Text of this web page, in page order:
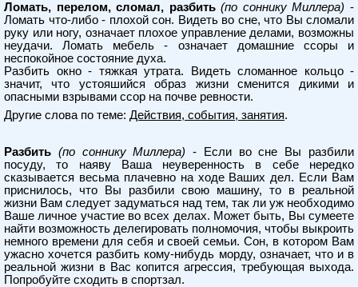
Ломать, перелом, сломал, разбить (по соннику Миллера) -
Ломать что-либо - плохой сон. Видеть во сне, что Вы сломали
руку или ногу, означает плохое управление делами, возможны
неудачи. Ломать мебель - означает домашние ссоры и
неспокойное состояние духа.
Разбить окно - тяжкая утрата. Видеть сломанное кольцо -
значит, что устояшийся образ жизни сменится дикими и
опасными взрывами ссор на почве ревности.
Другие слова по теме: Действия, события, занятия.
Разбить (по соннику Миллера) - Если во сне Вы разбили
посуду, то наяву Ваша неуверенность в себе нередко
сказывается весьма плачевно на ходе Ваших дел. Если Вам
приснилось, что Вы разбили свою машину, то в реальной
жизни Вам следует задуматься над тем, так ли уж необходимо
Ваше личное участие во всех делах. Может быть, Вы сумеете
найти возможность делегировать полномочия, чтобы выкроить
немного времени для себя и своей семьи. Сон, в котором Вам
ужасно хочется разбить кому-нибудь морду, означает, что и в
реальной жизни в Вас копится агрессия, требующая выхода.
Попробуйте сходить в спортзал.